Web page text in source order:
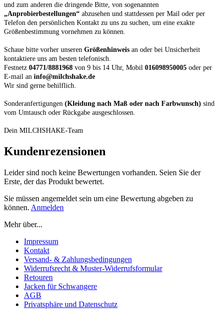
und zum anderen die dringende Bitte, von sogenannten
„Anprobierbestellungen“ abzusehen und stattdessen per Mail oder per
Telefon den persönlichen Kontakt zu uns zu suchen, um eine exakte
Größenbestimmung vornehmen zu können.
Schaue bitte vorher unseren Größenhinweis an oder bei Unsicherheit
kontaktiere uns am besten telefonisch.
Festnetz 04771/8881968 von 9 bis 14 Uhr, Mobil 016098950005 oder per
E-mail an info@milchshake.de
Wir sind gerne behilflich.
Sonderanfertigungen (Kleidung nach Maß oder nach Farbwunsch) sind
vom Umtausch oder Rückgabe ausgeschlossen.
Dein MILCHSHAKE-Team
Kundenrezensionen
Leider sind noch keine Bewertungen vorhanden. Seien Sie der
Erste, der das Produkt bewertet.
Sie müssen angemeldet sein um eine Bewertung abgeben zu
können. Anmelden
Mehr über...
Impressum
Kontakt
Versand- & Zahlungsbedingungen
Widerrufsrecht & Muster-Widerrufsformular
Retouren
Jacken für Schwangere
AGB
Privatsphäre und Datenschutz